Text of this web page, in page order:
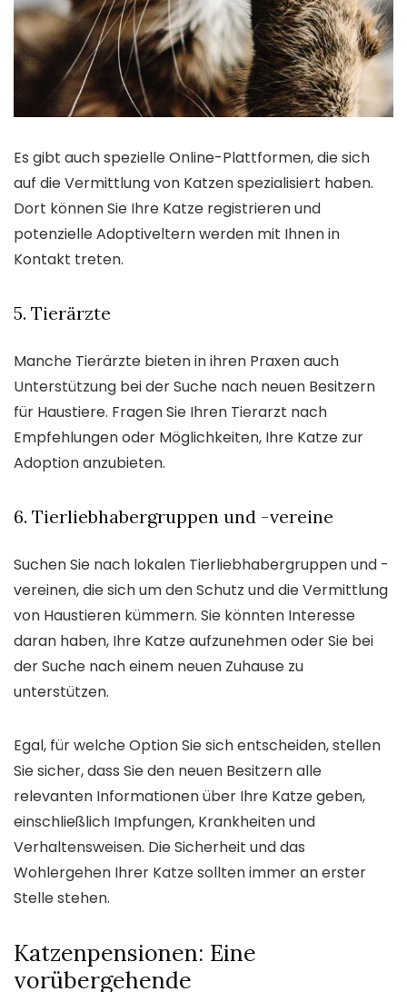
Es gibt auch spezielle Online-Plattformen, die sich
auf die Vermittlung von Katzen spezialisiert haben.
Dort können Sie Ihre Katze registrieren und
potenzielle Adoptiveltern werden mit Ihnen in
Kontakt treten.
5. Tierärzte
Manche Tierärzte bieten in ihren Praxen auch
Unterstützung bei der Suche nach neuen Besitzern
für Haustiere. Fragen Sie Ihren Tierarzt nach
Empfehlungen oder Möglichkeiten, Ihre Katze zur
Adoption anzubieten.
6. Tierliebhabergruppen und -vereine
Suchen Sie nach lokalen Tierliebhabergruppen und -
vereinen, die sich um den Schutz und die Vermittlung
von Haustieren kümmern. Sie könnten Interesse
daran haben, Ihre Katze aufzunehmen oder Sie bei
der Suche nach einem neuen Zuhause zu
unterstützen.
Egal, für welche Option Sie sich entscheiden, stellen
Sie sicher, dass Sie den neuen Besitzern alle
relevanten Informationen über Ihre Katze geben,
einschließlich Impfungen, Krankheiten und
Verhaltensweisen. Die Sicherheit und das
Wohlergehen Ihrer Katze sollten immer an erster
Stelle stehen.
Katzenpensionen: Eine
vorübergehende